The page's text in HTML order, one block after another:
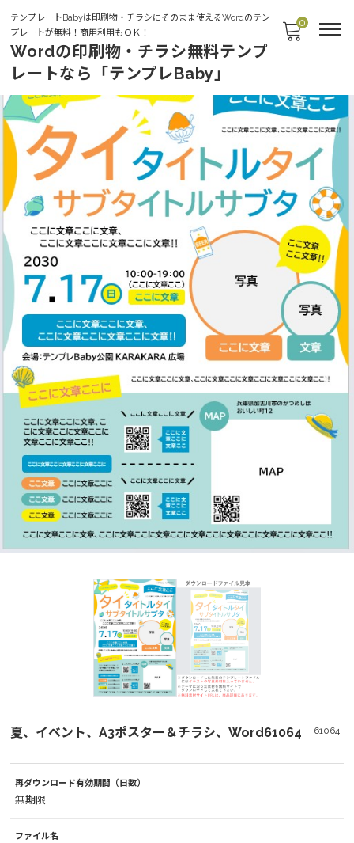
テンプレートBabyは印刷物・チラシにそのまま使えるWordのテン
プレートが無料！商用利用もＯＫ！
Wordの印刷物・チラシ無料テンプ
レートなら「テンプレBaby」
0
夏、イベント、A3ポスター＆チラシ、Word61064 61064
再ダウンロード有効期間（日数）
無期限
ファイル名